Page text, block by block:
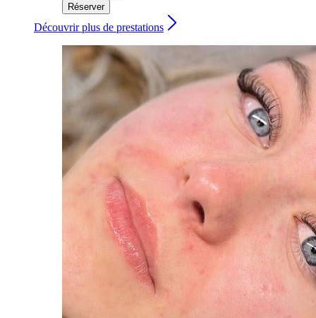
Réserver
Découvrir plus de prestations